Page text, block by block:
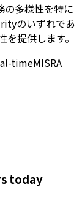
多様性を特に
のいずれであ
提供します。
timeMISRA
today